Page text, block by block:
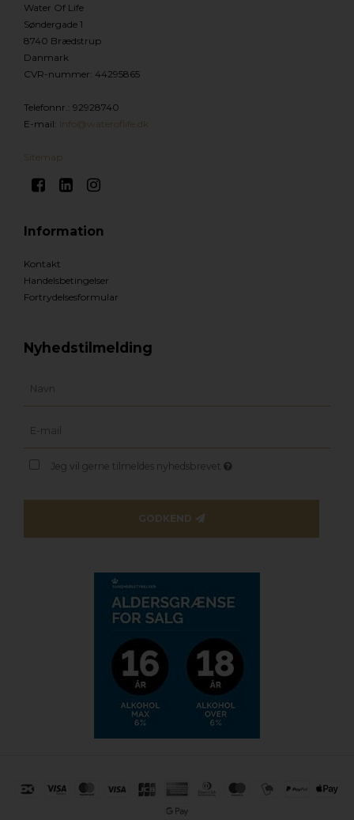
Water Of Life
Søndergade 1
8740 Brædstrup
Danmark
CVR-nummer: 44295865
Telefonnr. : 92928740
E-mail: Info@wateroflife.dk
Sitemap
Information
Kontakt
Handelsbetingelser
Fortrydelsesformular
Nyhedstilmelding
Jeg vil gerne tilmeldes nyhedsbrevet
GODKEND